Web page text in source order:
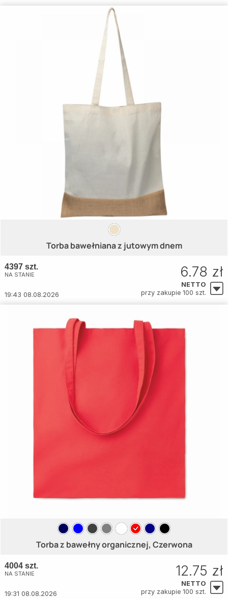
Torba bawełniana z jutowym dnem
4397 szt.
NA STANIE
19:43 08.08.2026
6.78 zł
NETTO
przy zakupie 100 szt.
Torba z bawełny organicznej, Czerwona
4004 szt.
NA STANIE
19:31 08.08.2026
12.75 zł
NETTO
przy zakupie 100 szt.